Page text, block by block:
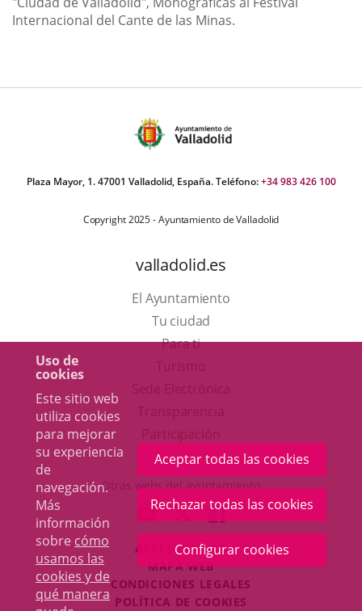
Uso de
cookies
Este sitio web
utiliza cookies
para mejorar
su experiencia
de
navegación.
Más
información
sobre cómo
usamos las
cookies y de
qué manera
Aceptar todas las cookies
Rechazar todas las cookies
Configurar cookies
Internacional del Cante de las Minas.
Plaza Mayor, 1. 47001 Valladolid, España. Teléfono:+34 983 426 100
Copyright 2025 - Ayuntamiento de Valladolid
valladolid.es
El Ayuntamiento
Tu ciudad
Para ti
en
una
ventana
nueva.
aplicación
externa.
Otras webs del ayuntamiento
ENLACE
A
UNA
APLICACIÓN
EXTERNA.
ENLACE
A
UNA
APLICACIÓN
EXTERNA.
ENLACE
A
UNA
EXTERNA.
ACCESIBILIDAD
MAPA WEB
CONDICIONES LEGALES
POLÍTICA DE COOKIES